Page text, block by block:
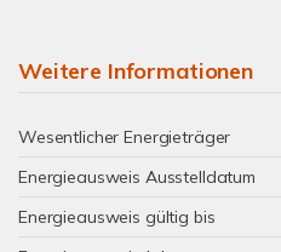
Weitere Informationen
Wesentlicher Energieträger
Energieausweis Ausstelldatum
Energieausweis gültig bis